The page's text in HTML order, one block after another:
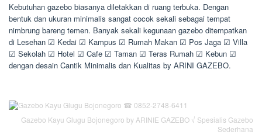
Kebutuhan gazebo biasanya diletakkan di ruang terbuka. Dengan
bentuk dan ukuran minimalis sangat cocok sekali sebagai tempat
nimbrung bareng temen. Banyak sekali kegunaan gazebo ditempatkan
di Lesehan ☑ Kedai ☑ Kampus ☑ Rumah Makan ☑ Pos Jaga ☑ Villa
☑ Sekolah ☑ Hotel ☑ Cafe ☑ Taman ☑ Teras Rumah ☑ Kebun ☑
dengan desain Cantik Minimalis dan Kualitas by ARINI GAZEBO.
Gazebo Kayu Glugu Bojonegoro by ARINIE GAZEBO √ Spesialis Gazebo
Sederhana